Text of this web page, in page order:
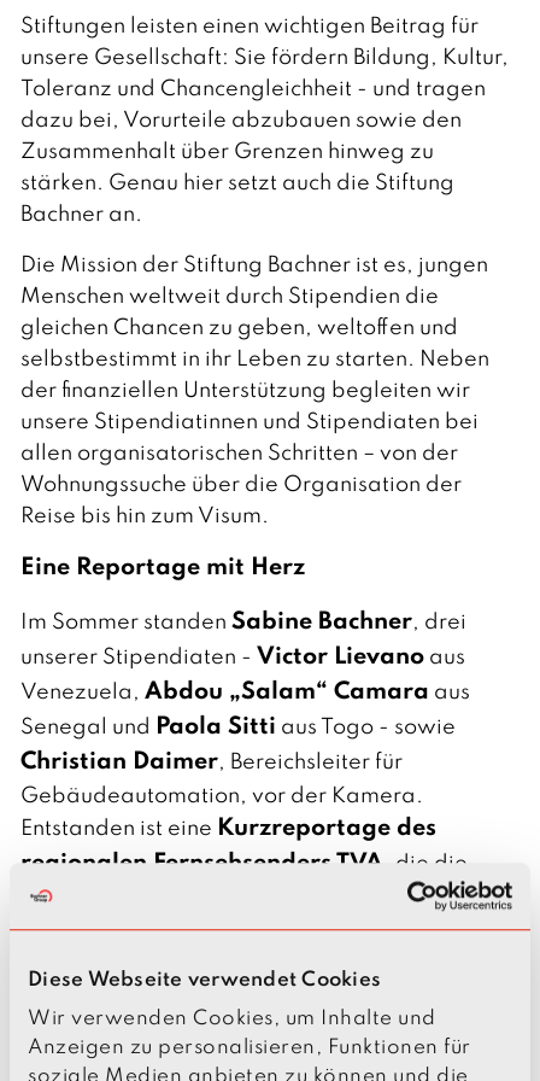
Diese Webseite verwendet Cookies
Wir verwenden Cookies, um Inhalte und
Anzeigen zu personalisieren, Funktionen für
soziale Medien anbieten zu können und die
s
c
h
Stiftungen leisten einen wichtigen Beitrag für
unsere Gesellschaft: Sie fördern Bildung, Kultur,
Toleranz und Chancengleichheit - und tragen
dazu bei, Vorurteile abzubauen sowie den
Zusammenhalt über Grenzen hinweg zu
stärken. Genau hier setzt auch die Stiftung
Bachner an.
Die Mission der Stiftung Bachner ist es, jungen
Menschen weltweit durch Stipendien die
gleichen Chancen zu geben, weltoffen und
selbstbestimmt in ihr Leben zu starten. Neben
der finanziellen Unterstützung begleiten wir
unsere Stipendiatinnen und Stipendiaten bei
allen organisatorischen Schritten – von der
Wohnungssuche über die Organisation der
Reise bis hin zum Visum.
Eine Reportage mit Herz
Im Sommer standen Sabine Bachner, drei
unserer Stipendiaten - Victor Lievanoaus
Venezuela, Abdou „Salam“ Camara aus
Senegal und Paola Sitti aus Togo - sowie
Christian Daimer, Bereichsleiter für
Gebäudeautomation, vor der Kamera.
Entstanden ist eine Kurzreportage des
regionalen Fernsehsenders TVA , die die
Arbeit unserer Stiftung und die Menschen
dahinter zeigt.
Im Mittelpunkt standen Fragen wie:
Wie sieht der Alltag unserer Stipendiatinnen
und Stipendiaten in Deutschland aus?
Welche Herausforderungen meistern sie